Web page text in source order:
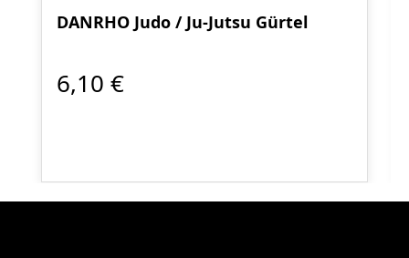
DANRHO Judo / Ju-Jutsu Gürtel
6,10 €